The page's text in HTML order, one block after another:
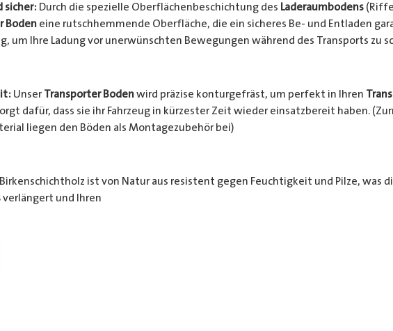
sicher: Durch die spezielle Oberflächenbeschichtung des Laderaumbodens
Bodeneine rutschhemmende Oberfläche, die ein sicheres Be- und Entladen
um Ihre Ladung vor unerwünschten Bewegungen während des Transports zu
Unser Transporter Bodenwird präzise konturgefräst, um perfekt in Ihren
dafür, dass sie ihr Fahrzeug in kürzester Zeit wieder einsatzbereit haben.
liegen den Böden als Montagezubehör bei)
Birkenschichtholz ist von Natur aus resistent gegen Feuchtigkeit und Pilze, was
verlängert und Ihren